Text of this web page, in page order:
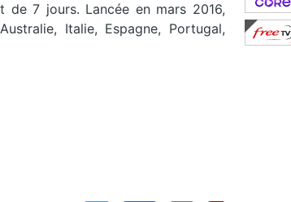
7 jours. Lancée en mars 2016,
Italie, Espagne, Portugal,